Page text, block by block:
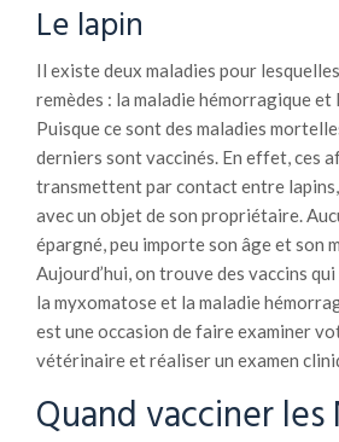
Le lapin
Il existe deux maladies pour lesquelles
remèdes : la maladie hémorragique et
Puisque ce sont des maladies
derniers sont vaccinés. En effet, ces
transmettent par contact entre
avec un objet de son propriétaire.
épargné, peu importe son âge et son
Aujourd’hui, on trouve des vaccins
la myxomatose et la maladie
est une occasion de faire examiner
vétérinaire et réaliser un examen
Quand vacciner les